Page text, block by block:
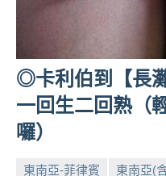
◎卡利伯到【長
一回生二回熟（
囉）
東南亞-菲律賓
東南亞(